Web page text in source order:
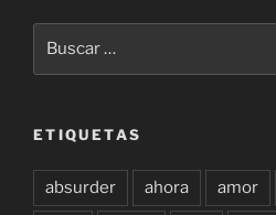
ETIQUETAS
absurder ahora amor